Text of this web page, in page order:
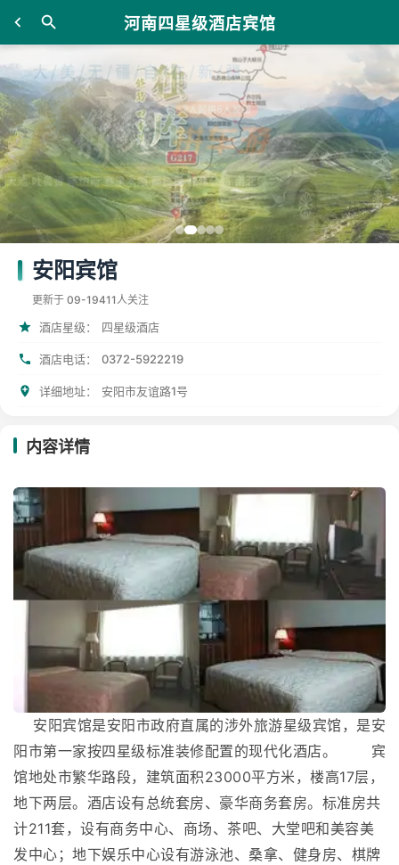
河南四星级酒店宾馆
安阳宾馆
更新于 09-19411人关注
酒店星级： 四星级酒店
酒店电话： 0372-5922219
详细地址： 安阳市友谊路1号
内容详情
安阳宾馆是安阳市政府直属的涉外旅游星级宾馆，是安
阳市第一家按四星级标准装修配置的现代化酒店。 宾
馆地处市繁华路段，建筑面积23000平方米，楼高17层，
地下两层。酒店设有总统套房、豪华商务套房。标准房共
计211套，设有商务中心、商场、茶吧、大堂吧和美容美
发中心；地下娱乐中心设有游泳池、桑拿、健身房、棋牌